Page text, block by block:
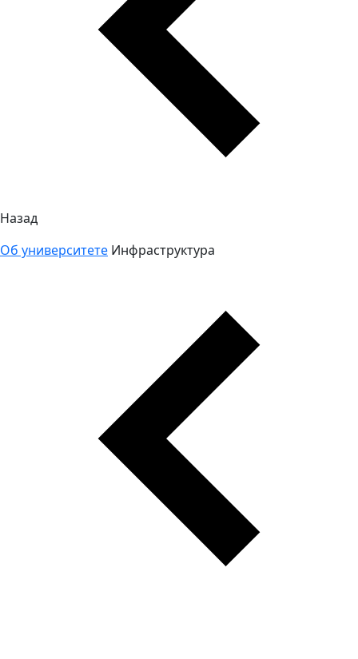
Назад
Об университете Инфраструктура